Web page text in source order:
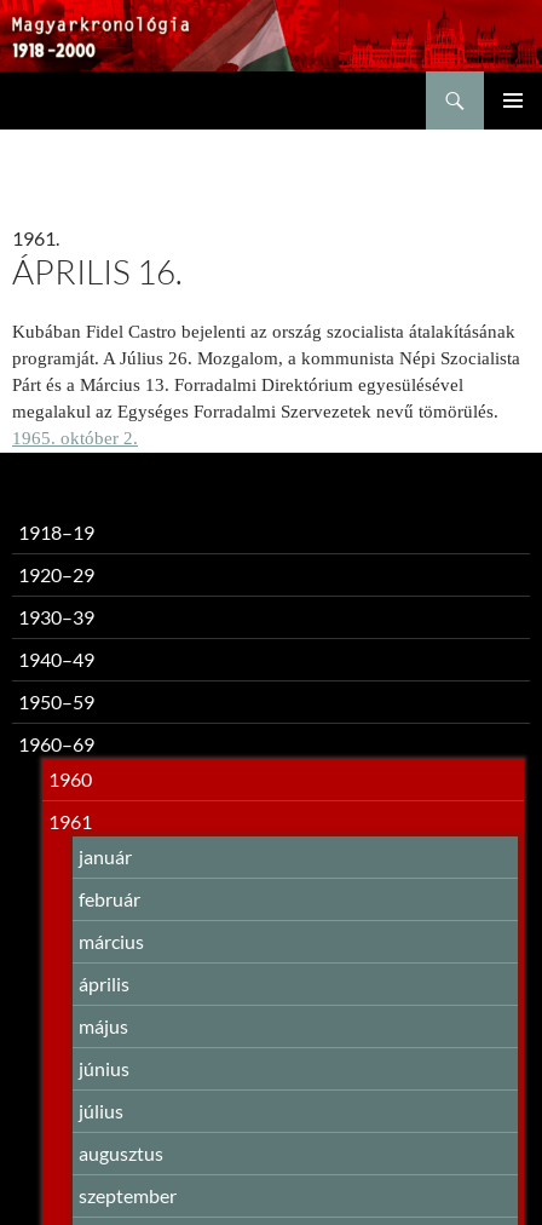
1961.
ÁPRILIS 16.
Kubában Fidel Castro bejelenti az ország szocialista átalakításának
programját. A Július 26. Mozgalom, a kommunista Népi Szocialista
Párt és a Március 13. Forradalmi Direktórium egyesülésével
megalakul az Egységes Forradalmi Szervezetek nevű tömörülés.
1965. október 2.
1918–19
1920–29
1930–39
1940–49
1950–59
1960–69
1960
1961
január
február
március
április
május
június
július
augusztus
szeptember